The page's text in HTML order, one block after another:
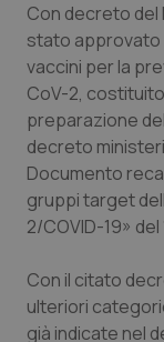
Lombardia
Marche
Molise
Piemonte
Provincia
Dolore
Donna &
Epatiti
HIV
Con decreto del
stato approvato
vaccini per la
CoV-2,
preparazione
decreto
Documento
gruppitarget
2/COVID-19» del
Con il citato
ulteriori
già indicate nel